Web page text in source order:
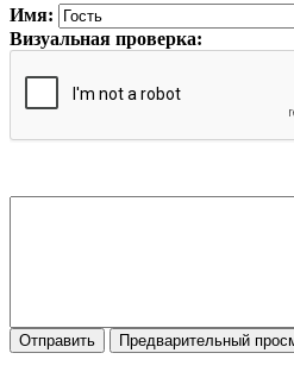
Имя:
Визуальная проверка: